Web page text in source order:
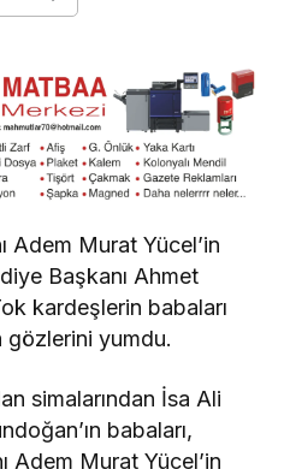
Adem Murat Yücel’in
Başkanı Ahmet
kardeşlerin babaları
yumdu.
simalarından İsa Ali
babaları,
Adem Murat Yücel’in